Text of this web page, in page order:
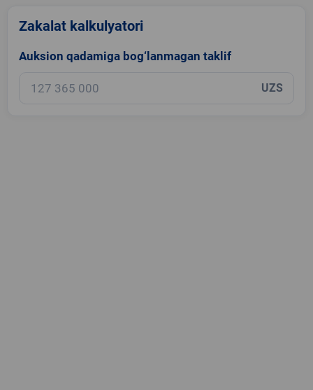
Zakalat kalkulyatori
Auksion qadamiga bog‘lanmagan taklif
UZS